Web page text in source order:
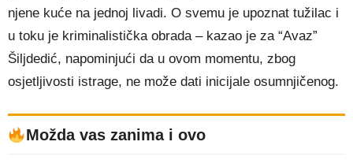
njene kuće na jednoj livadi. O svemu je upoznat tužilac i
u toku je kriminalistička obrada – kazao je za “Avaz”
Šiljdedić, napominjući da u ovom momentu, zbog
osjetljivosti istrage, ne može dati inicijale osumnjičenog.
Možda vas zanima i ovo